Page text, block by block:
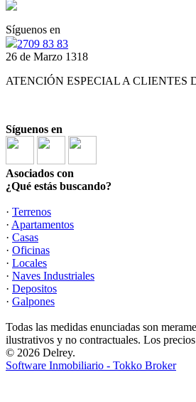
Síguenos en
2709 83 83
26 de Marzo 1318
ATENCIÓN ESPECIAL A CLIENTES
Síguenos en
Asociados con
¿Qué estás buscando?
· Terrenos
· Apartamentos
· Casas
· Oficinas
· Locales
· Naves Industriales
· Depositos
· Galpones
Todas las medidas enunciadas son
ilustrativos y no contractuales. Los
© 2026 Delrey.
Software Inmobiliario - Tokko Broker